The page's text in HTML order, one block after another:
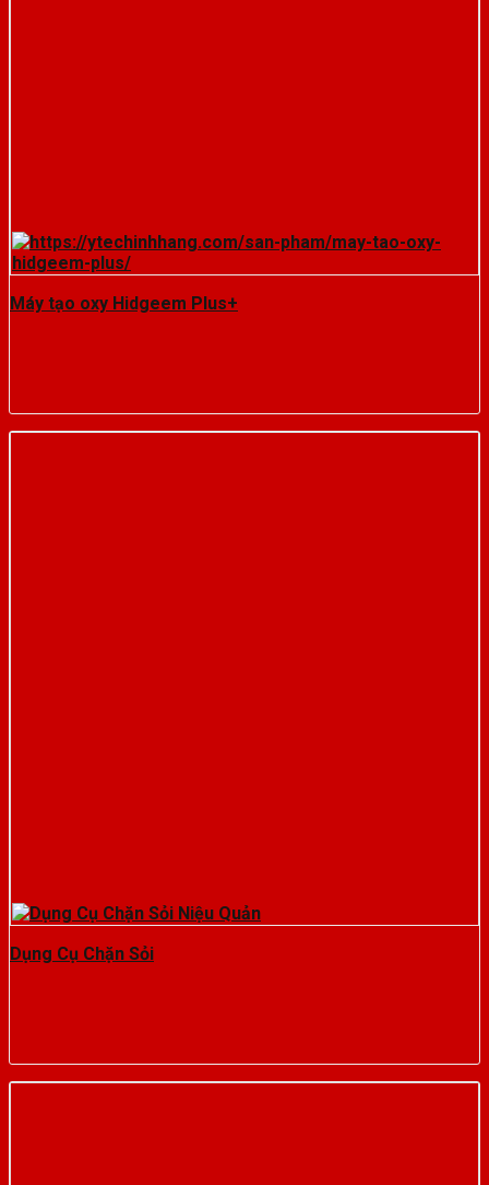
Máy tạo oxy Hidgeem Plus+
Dụng Cụ Chặn Sỏi